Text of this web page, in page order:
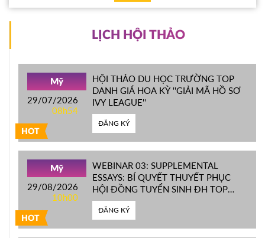
LỊCH HỘI THẢO
HOT
Mỹ
29/07/2026
08h54
HỘI THẢO DU HỌC TRƯỜNG TOP
DANH GIÁ HOA KỲ ''GIẢI MÃ HỒ SƠ
IVY LEAGUE''
ĐĂNG KÝ
HOT
Mỹ
29/08/2026
10h00
WEBINAR 03: SUPPLEMENTAL
ESSAYS: BÍ QUYẾT THUYẾT PHỤC
HỘI ĐỒNG TUYỂN SINH ĐH TOP
ĐẦU MỸ
ĐĂNG KÝ